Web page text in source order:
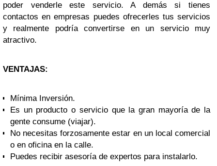
poder venderle este servicio. A demás si tienes
contactos en empresas puedes ofrecerles tus servicios
y realmente podría convertirse en un servicio muy
atractivo.
VENTAJAS:
Mínima Inversión.
Es un producto o servicio que la gran mayoría de la
gente consume (viajar).
No necesitas forzosamente estar en un local comercial
o en oficina en la calle.
Puedes recibir asesoría de expertos para instalarlo.